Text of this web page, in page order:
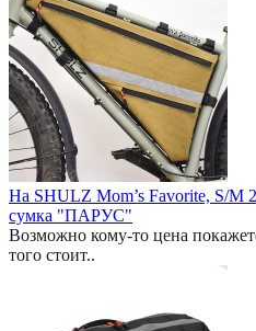
На SHULZ Mom’s Favorite, S/M
сумка "ПАРУС"
Возможно кому-то цена
того стоит..